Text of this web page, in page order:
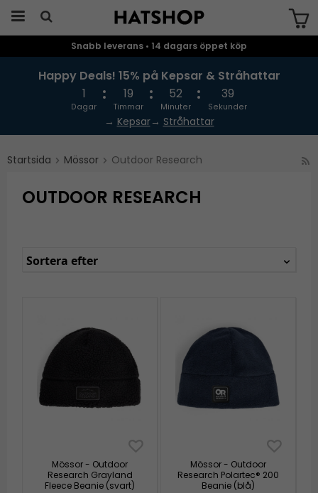
Snabb leverans • 14 dagars öppet köp
Happy Deals! 15% på Kepsar & Stråhattar
1
Dagar
19
Timmar
52
Minuter
38
Sekunder
→ Kepsar→ Stråhattar
Startsida Mössor Outdoor Research
OUTDOOR RESEARCH
Sortera efter
Mössor - Outdoor
Research Grayland
Fleece Beanie (svart)
Mössor - Outdoor
Research Polartec® 200
Beanie (blå)